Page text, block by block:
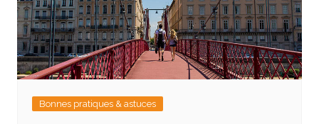
Bonnes pratiques & astuces